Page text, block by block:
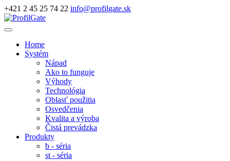
+421 2 45 25 74 22 info@profilgate.sk
Home
Systém
Nápad
Ako to funguje
Výhody
Technológia
Oblasť použitia
Osvedčenia
Kvalita a výroba
Čistá prevádzka
Produkty
b - séria
st - séria